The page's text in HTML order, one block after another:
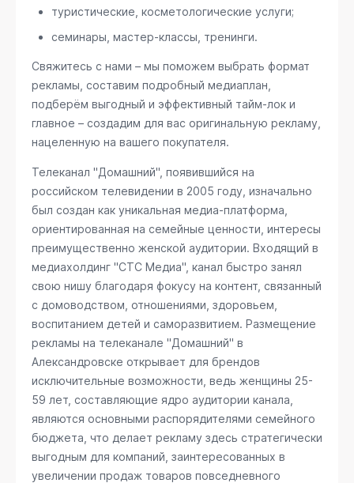
туристические, косметологические услуги;
семинары, мастер-классы, тренинги.
Свяжитесь с нами – мы поможем выбрать формат
рекламы, составим подробный медиаплан,
подберём выгодный и эффективный тайм-лок и
главное – создадим для вас оригинальную рекламу,
нацеленную на вашего покупателя.
Телеканал "Домашний", появившийся на
российском телевидении в 2005 году, изначально
был создан как уникальная медиа-платформа,
ориентированная на семейные ценности, интересы
преимущественно женской аудитории. Входящий в
медиахолдинг "СТС Медиа", канал быстро занял
свою нишу благодаря фокусу на контент, связанный
с домоводством, отношениями, здоровьем,
воспитанием детей и саморазвитием. Размещение
рекламы на телеканале "Домашний" в
Александровске открывает для брендов
исключительные возможности, ведь женщины 25-
59 лет, составляющие ядро аудитории канала,
являются основными распорядителями семейного
бюджета, что делает рекламу здесь стратегически
выгодным для компаний, заинтересованных в
увеличении продаж товаров повседневного